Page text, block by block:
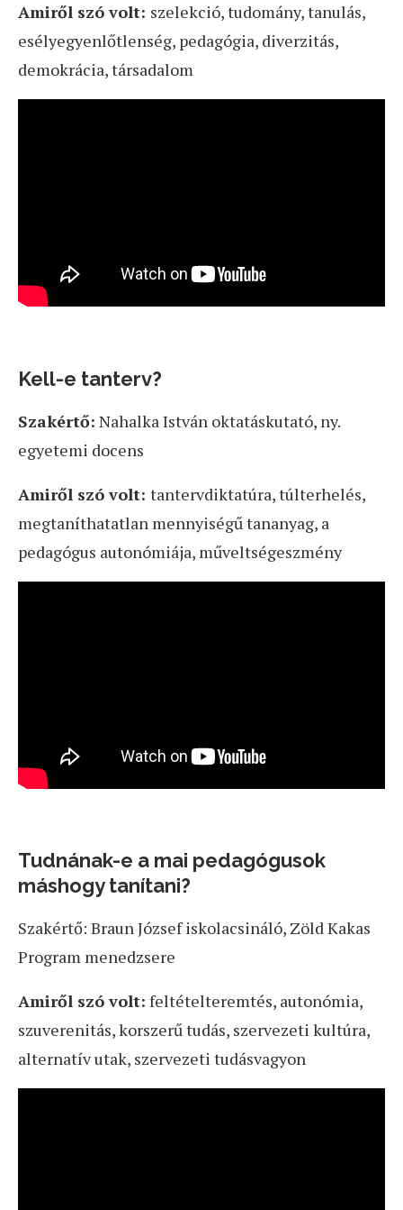
Amiről szó volt: szelekció, tudomány, tanulás,
esélyegyenlőtlenség, pedagógia, diverzitás,
demokrácia, társadalom
Kell-e tanterv?
Szakértő: Nahalka István oktatáskutató, ny.
egyetemi docens
Amiről szó volt: tantervdiktatúra, túlterhelés,
megtaníthatatlan mennyiségű tananyag, a
pedagógus autonómiája, műveltségeszmény
Tudnának-e a mai pedagógusok
máshogy tanítani?
Szakértő: Braun József iskolacsináló, Zöld Kakas
Program menedzsere
Amiről szó volt: feltételteremtés, autonómia,
szuverenitás, korszerű tudás, szervezeti kultúra,
alternatív utak, szervezeti tudásvagyon